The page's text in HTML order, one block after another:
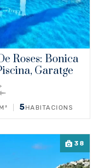
Roses: Bonica
Garatge
5HABITACIONS
38